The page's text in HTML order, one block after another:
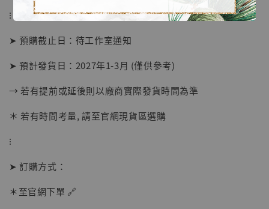
NT$ 1,500
⁝
➤ 預購截止日：待工作室通知
➤ 預計發貨日：2027年1-3月 (僅供參考)
→ 若有提前或延後則以廠商實際發貨時間為準
＊ 若有時間考量, 請至官網現貨區選購
⁝
➤ 訂購方式：
＊至官網下單 🔗